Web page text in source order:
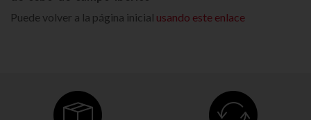
Puede volver a la página inicial usando este enlace